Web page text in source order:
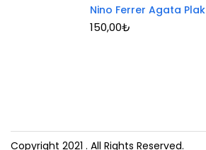
Nino Ferrer Agata Plak
150,00₺
Copyright 2021 . All Rights Reserved.